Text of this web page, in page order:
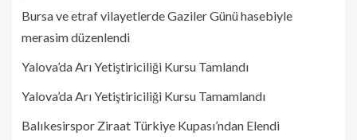
Bursa ve etraf vilayetlerde Gaziler Günü hasebiyle
merasim düzenlendi
Yalova’da Arı Yetiştiriciliği Kursu Tamlandı
Yalova’da Arı Yetiştiriciliği Kursu Tamamlandı
Balıkesirspor Ziraat Türkiye Kupası’ndan Elendi